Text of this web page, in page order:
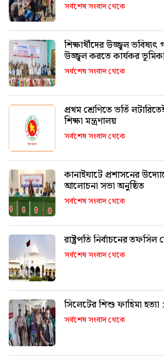
সর্বশেষ সংবাদ থেকে
শিক্ষার্থীদের উজ্জ্বল
উজ্জ্বল করতে কার্যকর
সর্বশেষ সংবাদ থেকে
প্রথম শ্রেণিতে ভর্তি
শিক্ষা মন্ত্রণালয়
সর্বশেষ সংবাদ থেকে
কানাইঘাটে প্রশাসনের
আলোচনা সভা অনুষ্ঠিত
সর্বশেষ সংবাদ থেকে
রাষ্ট্রপতি নির্বাচনের তফসিল
সর্বশেষ সংবাদ থেকে
সিলেটের শিশু ফাহিমা
সর্বশেষ সংবাদ থেকে